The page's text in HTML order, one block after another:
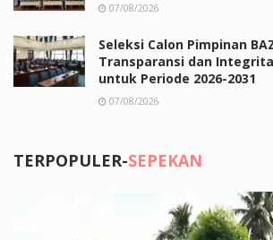
07/08/2026
Seleksi Calon Pimpinan
Transparansi dan
untuk Periode 2026-2031
07/08/2026
TERPOPULER-SEPEKAN